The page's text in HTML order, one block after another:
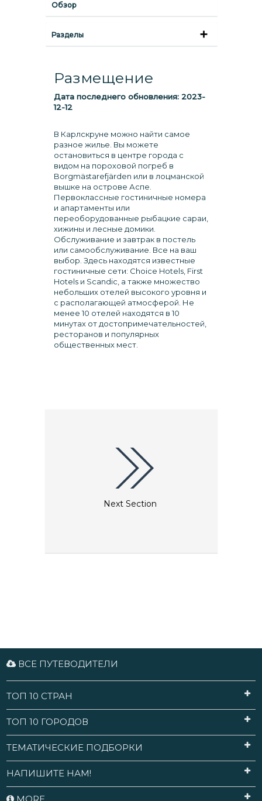
Обзор
Разделы
Размещение
Дата последнего обновления: 2023-
12-12
В Карлскруне можно найти самое
разное жилье. Вы можете
остановиться в центре города с
видом на пороховой погреб в
Borgmästarefjärden или в лоцманской
вышке на острове Аспе.
Первоклассные гостиничные номера
и апартаменты или
переоборудованные рыбацкие сараи,
хижины и лесные домики.
Обслуживание и завтрак в постель
или самообслуживание. Все на ваш
выбор. Здесь находятся известные
гостиничные сети: Choice Hotels, First
Hotels и Scandic, а также множество
небольших отелей высокого уровня и
с располагающей атмосферой. Не
менее 10 отелей находятся в 10
минутах от достопримечательностей,
ресторанов и популярных
общественных мест.
Next Section
ВСЕ ПУТЕВОДИТЕЛИ
ТОП 10 СТРАН
ТОП 10 ГОРОДОВ
ТЕМАТИЧЕСКИЕ ПОДБОРКИ
НАПИШИТЕ НАМ!